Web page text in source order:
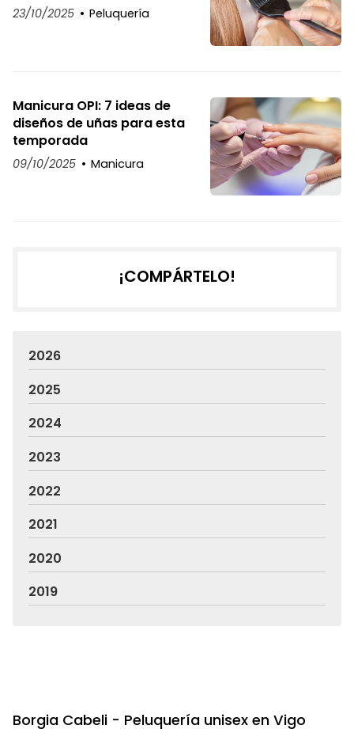
23/10/2025 Peluquería
Manicura OPI: 7 ideas de
diseños de uñas para esta
temporada
09/10/2025 Manicura
¡COMPÁRTELO!
2026
2025
2024
2023
2022
2021
2020
2019
Borgia Cabeli - Peluquería unisex en Vigo